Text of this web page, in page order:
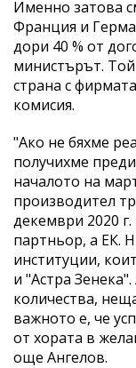
Именно затова
Франция и
дори 40 % от
министърът.
страна с
комисия.
"Ако не бяхме
получихме
началото на
производител
декември 2020
партньор, а ЕК.
институции,
и "Астра
количества,
важното е, че
от хората в
още Ангелов.